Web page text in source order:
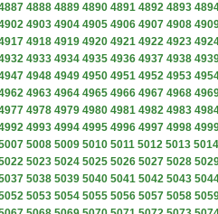
4888 4889 4890 4891 4892 4893
4903 4904 4905 4906 4907 4908
4918 4919 4920 4921 4922 4923
4933 4934 4935 4936 4937 4938
4948 4949 4950 4951 4952 4953
4963 4964 4965 4966 4967 4968
4978 4979 4980 4981 4982 4983
4993 4994 4995 4996 4997 4998
5008 5009 5010 5011 5012 5013 5014
5023 5024 5025 5026 5027 5028
5038 5039 5040 5041 5042 5043
5053 5054 5055 5056 5057 5058